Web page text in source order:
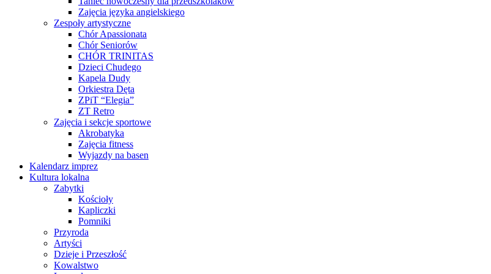
Zajęcia języka angielskiego
Zespoły artystyczne
Chór Apassionata
Chór Seniorów
CHÓR TRINITAS
Dzieci Chudego
Kapela Dudy
Orkiestra Dęta
ZPiT “Elegia”
ZT Retro
Zajęcia i sekcje sportowe
Akrobatyka
Zajęcia fitness
Wyjazdy na basen
Kalendarz imprez
Kultura lokalna
Zabytki
Kościoły
Kapliczki
Pomniki
Przyroda
Artyści
Dzieje i Przeszłość
Kowalstwo